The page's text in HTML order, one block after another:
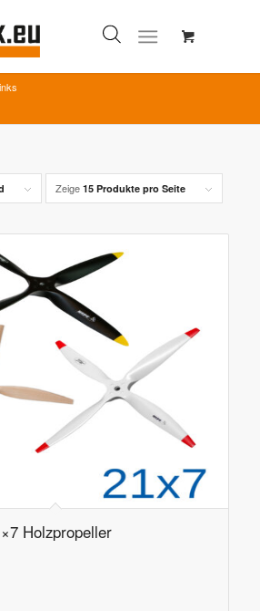
Zeige 15 Produkte pro Seite
Holzpropeller